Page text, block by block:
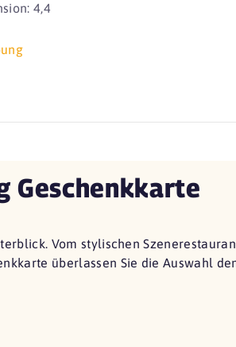
4,4
Geschenkkarte
Vom stylischen
überlassen Sie die Auswahl